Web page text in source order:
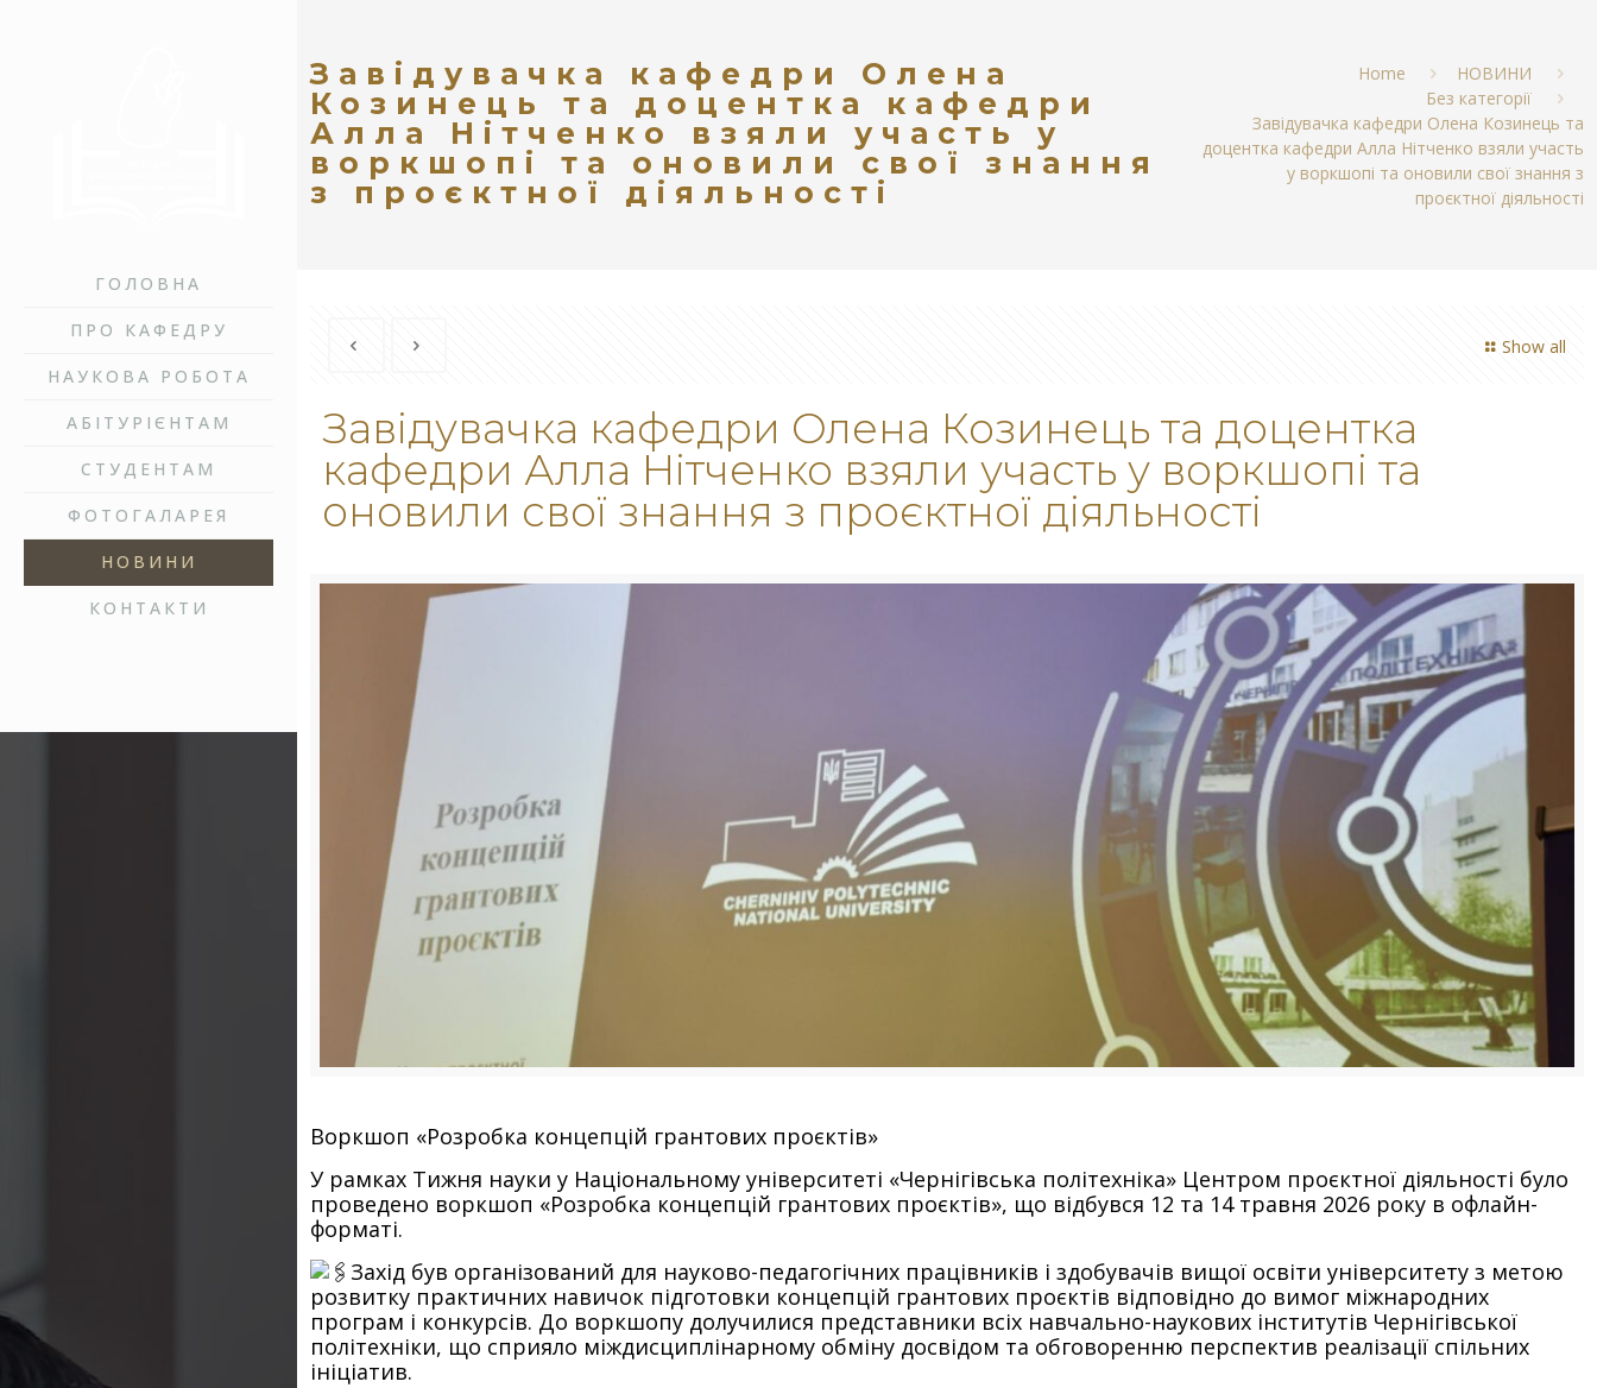
ГОЛОВНА
ПРО КАФЕДРУ
НАУКОВА РОБОТА
АБІТУРІЄНТАМ
СТУДЕНТАМ
ФОТОГАЛАРЕЯ
НОВИНИ
КОНТАКТИ
Завідувачка кафедри Олена
Козинець та доцентка кафедри
Алла Нітченко взяли участь у
воркшопі та оновили свої знання
з проєктної діяльності
Home
НОВИНИ
Без категорії
Завідувачка кафедри Олена Козинець та
доцентка кафедри Алла Нітченко взяли участь
у воркшопі та оновили свої знання з
проєктної діяльності
Show all
Завідувачка кафедри Олена Козинець та доцентка
кафедри Алла Нітченко взяли участь у воркшопі та
оновили свої знання з проєктної діяльності
Воркшоп «Розробка концепцій грантових проєктів»
У рамках Тижня науки у Національному університеті «Чернігівська політехніка» Центром проєктної діяльності було
проведено воркшоп «Розробка концепцій грантових проєктів», що відбувся 12 та 14 травня 2026 року в офлайн-
форматі.
Захід був організований для науково-педагогічних працівників і здобувачів вищої освіти університету з метою
розвитку практичних навичок підготовки концепцій грантових проєктів відповідно до вимог міжнародних
програм і конкурсів. До воркшопу долучилися представники всіх навчально-наукових інститутів Чернігівської
політехніки, що сприяло міждисциплінарному обміну досвідом та обговоренню перспектив реалізації спільних
ініціатив.